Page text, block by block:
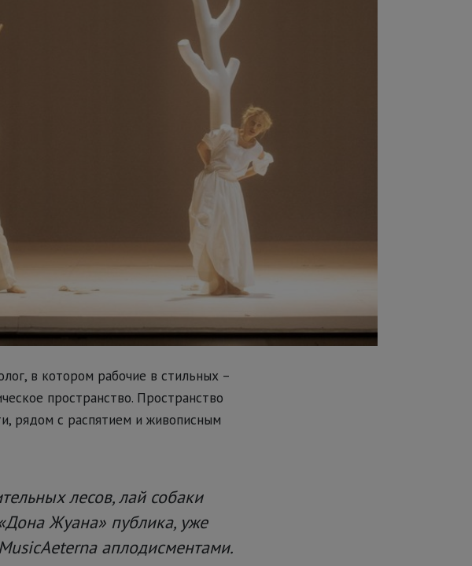
в котором рабочие в стильных –
пространство. Пространство
рядом с распятием и живописным
лесов, лай собаки
Жуана» публика, уже
аплодисментами.